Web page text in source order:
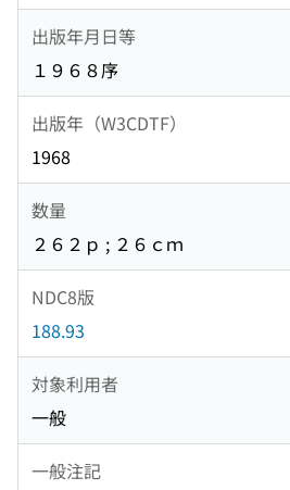
出版年月日等
１９６８序
出版年（W3CDTF）
1968
数量
２６２ｐ ; ２６ｃｍ
NDC8版
188.93
対象利用者
一般
一般注記